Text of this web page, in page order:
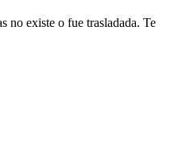
no existe o fue trasladada. Te